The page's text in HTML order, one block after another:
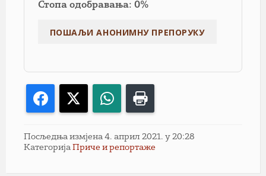
Стопа одобравања: 0%
Facebook WhatsApp
Посљедња измјена 4. април 2021. у 20:28
Категорија Приче и репортаже